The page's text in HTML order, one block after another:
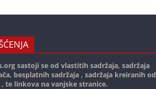
sastoji se od vlastitih sadržaja, sadržaja
besplatnih sadržaja , sadržaja kreiranih od
te linkova na vanjske stranice.